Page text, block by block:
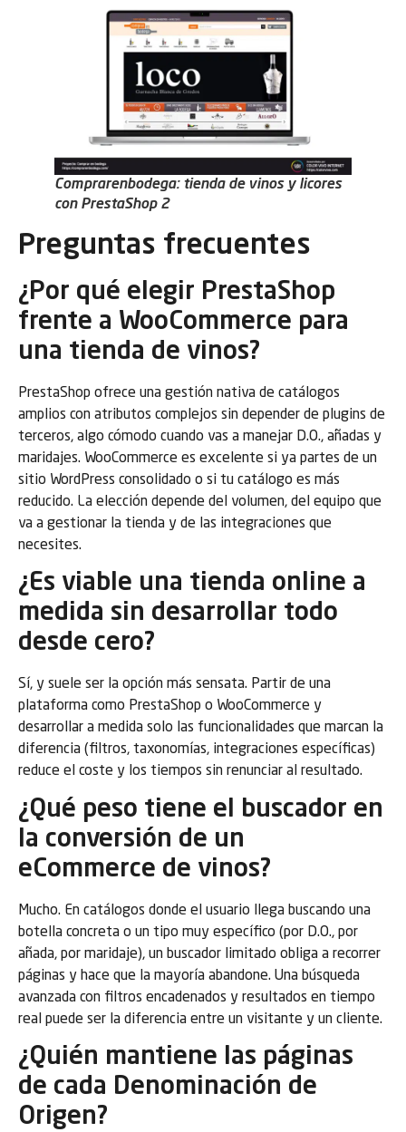
Comprarenbodega: tienda de vinos y licores
con PrestaShop 2
Preguntas frecuentes
¿Por qué elegir PrestaShop
frente a WooCommerce para
una tienda de vinos?
PrestaShop ofrece una gestión nativa de catálogos
amplios con atributos complejos sin depender de plugins de
terceros, algo cómodo cuando vas a manejar D.O., añadas y
maridajes. WooCommerce es excelente si ya partes de un
sitio WordPress consolidado o si tu catálogo es más
reducido. La elección depende del volumen, del equipo que
va a gestionar la tienda y de las integraciones que
necesites.
¿Es viable una tienda online a
medida sin desarrollar todo
desde cero?
Sí, y suele ser la opción más sensata. Partir de una
plataforma como PrestaShop o WooCommerce y
desarrollar a medida solo las funcionalidades que marcan la
diferencia (filtros, taxonomías, integraciones específicas)
reduce el coste y los tiempos sin renunciar al resultado.
¿Qué peso tiene el buscador en
la conversión de un
eCommerce de vinos?
Mucho. En catálogos donde el usuario llega buscando una
botella concreta o un tipo muy específico (por D.O., por
añada, por maridaje), un buscador limitado obliga a recorrer
páginas y hace que la mayoría abandone. Una búsqueda
avanzada con filtros encadenados y resultados en tiempo
real puede ser la diferencia entre un visitante y un cliente.
¿Quién mantiene las páginas
de cada Denominación de
Origen?